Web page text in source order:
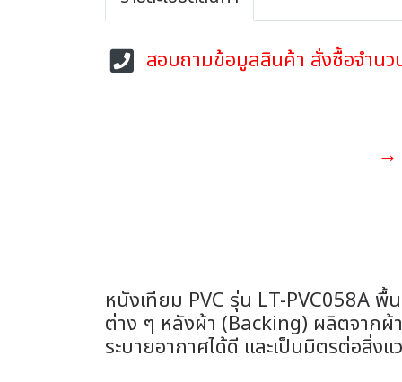
สอบถามข้อมูลสินค้า สั่งซื้อจำน
→
หนังเทียม PVC รุ่น LT-PVC058A พื้น
ต่าง ๆ หลังผ้า (Backing) ผลิตจาก
ระบายอากาศได้ดี และเป็นมิตรต่อสิ่งแ